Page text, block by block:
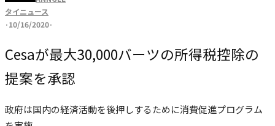
タイニュース
·10/16/2020·
Cesaが最大30,000バーツの所得税控除の
提案を承認
政府は国内の経済活動を後押しするために消費促進プログラム